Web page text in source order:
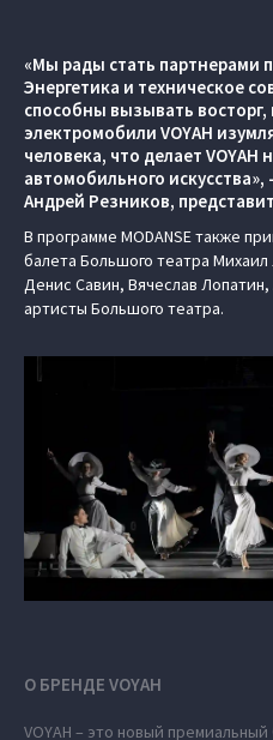
«Мы рады стать партнерами
Энергетика и техническое
способны вызывать
электромобили VOYAH
человека, что делает
автомобильного
Андрей Резников,
В программе MODANSE также
балета Большого театра
Денис Савин, Вячеслав
артисты Большого театра.
О БРЕНДЕ VOYAH
VOYAH – это новый